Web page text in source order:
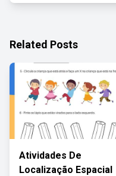
Related Posts
Atividades De
Localização Espacial